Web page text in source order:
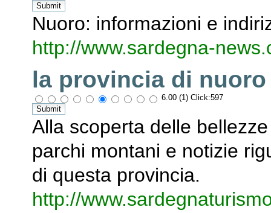
Nuoro: informazioni e
http://www.sardegna-
la provincia di nuoro
6.00 (1) Click:597
Alla scoperta delle
parchi montani e notizie
di questa provincia.
http://